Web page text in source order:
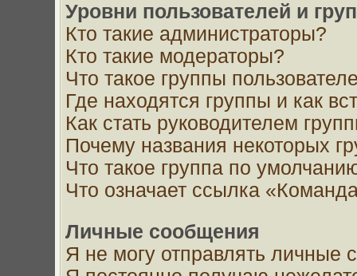
Уровни пользователей и
Кто такие администраторы?
Кто такие модераторы?
Что такое группы
Где находятся группы и как
Как стать руководителем
Почему названия некоторых
Что такое группа по
Что означает ссылка
Личные сообщения
Я не могу отправлять личные